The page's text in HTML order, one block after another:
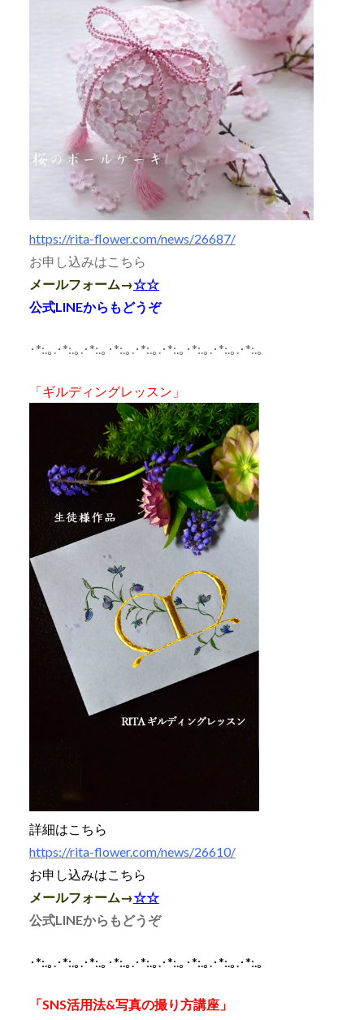
https://rita-flower.com/news/26687/
お申し込みはこちら
メールフォーム→☆☆
公式LINEからもどうぞ
･*:.｡.･*:.｡.･*:.｡･*:.｡.･*:.｡.･*:.｡･*:.｡.･*:.｡.･*:.｡
「ギルディングレッスン」
詳細はこちら
https://rita-flower.com/news/26610/
お申し込みはこちら
メールフォーム→☆☆
公式LINEからもどうぞ
･*:.｡.･*:.｡.･*:.｡･*:.｡.･*:.｡.･*:.｡･*:.｡.･*:.｡.･*:.｡
「SNS活用法&写真の撮り方講座」